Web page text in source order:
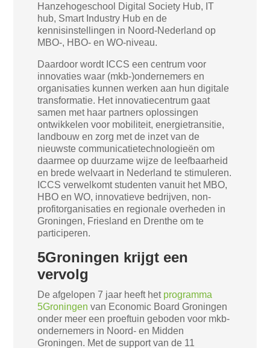
Hanzehogeschool Digital Society Hub, IT
hub, Smart Industry Hub en de
kennisinstellingen in Noord-Nederland op
MBO-, HBO- en WO-niveau.
Daardoor wordt ICCS een centrum voor
innovaties waar (mkb-)ondernemers en
organisaties kunnen werken aan hun digitale
transformatie. Het innovatiecentrum gaat
samen met haar partners oplossingen
ontwikkelen voor mobiliteit, energietransitie,
landbouw en zorg met de inzet van de
nieuwste communicatietechnologieën om
daarmee op duurzame wijze de leefbaarheid
en brede welvaart in Nederland te stimuleren.
ICCS verwelkomt studenten vanuit het MBO,
HBO en WO, innovatieve bedrijven, non-
profitorganisaties en regionale overheden in
Groningen, Friesland en Drenthe om te
participeren.
5Groningen krijgt een
vervolg
De afgelopen 7 jaar heeft het programma
5Groningen van Economic Board Groningen
onder meer een proeftuin geboden voor mkb-
ondernemers in Noord- en Midden
Groningen. Met de support van de 11